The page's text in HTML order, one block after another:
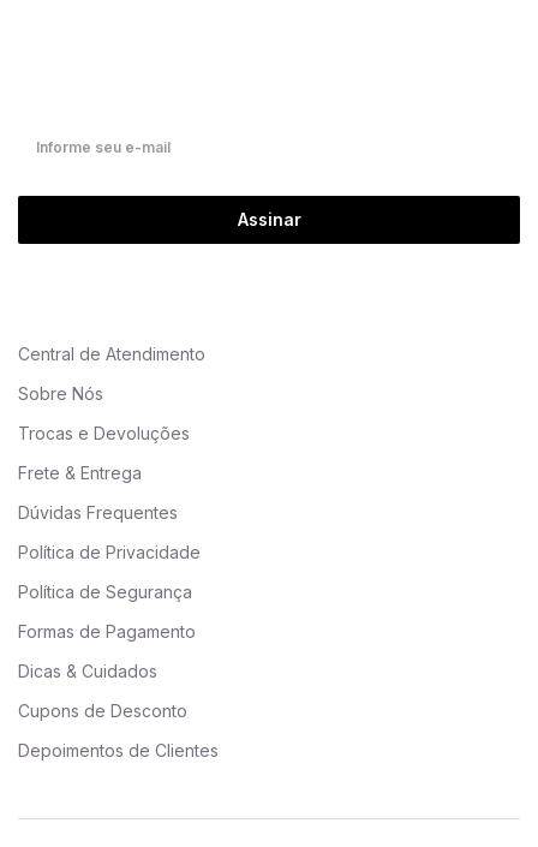
Assinar
Central de Atendimento
Sobre Nós
Trocas e Devoluções
Frete & Entrega
Dúvidas Frequentes
Política de Privacidade
Política de Segurança
Formas de Pagamento
Dicas & Cuidados
Cupons de Desconto
Depoimentos de Clientes